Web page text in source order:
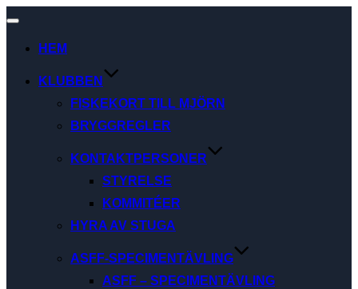
Slå
navigering
HEM
KLUBBEN
FISKEKORT TILL MJÖRN
BRYGGREGLER
KONTAKTPERSONER
STYRELSE
KOMMITÉER
HYRA AV STUGA
ASFF-SPECIMENTÄVLING
ASFF – SPECIMENTÄVLING